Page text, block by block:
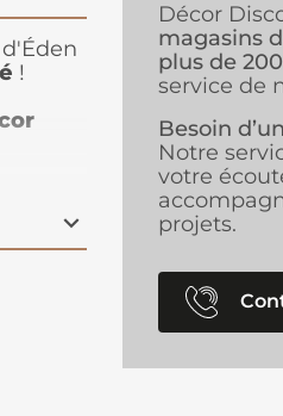
!
aux
Décor
magasins
plus de
service de
Besoin
Notre
votre
projets.